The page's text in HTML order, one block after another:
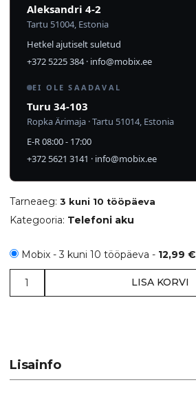
Aleksandri 4-2
Tartu 51004, Estonia
Hetkel ajutiselt suletud
+372 5225 384· info@mobix.ee
EI OLE SAADAVAL
Turu 34-103
Ropka Ärimaja · Tartu 51014, Estonia
E-R 08:00 - 17:00
+372 5621 3141 · info@mobix.ee
Tarneaeg: 3 kuni 10 tööpäeva
Kategooria: Telefoni aku
Mobix - 3 kuni 10 tööpäeva - 12,99 €
Ion
AB553443DE
LISA KORVI
Lisainfo